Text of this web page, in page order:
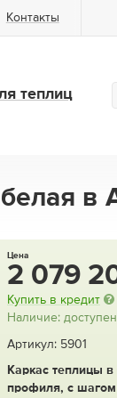
Контакты
теплиц
в
Цена
2 079
Купить в кредит
Наличие:
Артикул: 5901
Каркас теплицы
профиля, с шагом